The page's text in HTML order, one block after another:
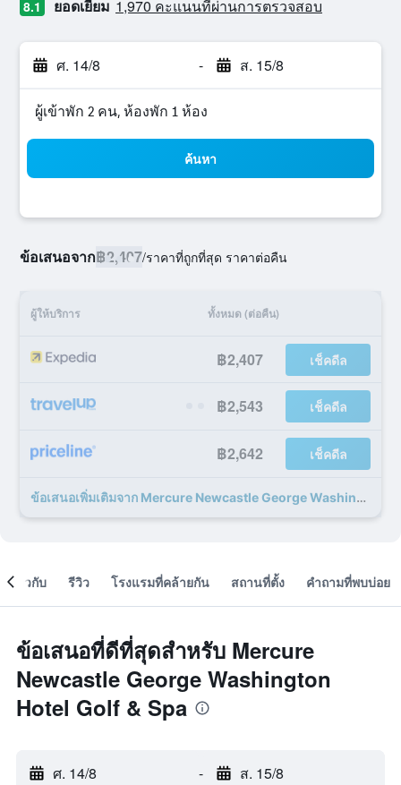
8.1 ยอดเยี่ยม 1,970 คะแนนที่ผ่านการตรวจสอบ
ศ. 14/8 - ส. 15/8
ผู้เข้าพัก 2 คน, ห้องพัก 1 ห้อง
ค้นหา
ข้อเสนอจาก฿2,407/ราคาที่ถูกที่สุด ราคาต่อคืน
ผู้ให้บริการ ทั้งหมด (ต่อคืน)
฿2,407 เช็คดีล
฿2,543 เช็คดีล
฿2,642 เช็คดีล
ข้อเสนอเพิ่มเติมจาก Mercure Newcastle George Washington Hotel Golf & Spa 27 รายการ
เกี่ยวกับ รีวิว โรงแรมที่คล้ายกัน สถานที่ตั้ง คำถามที่พบบ่อย
ข้อเสนอที่ดีที่สุดสำหรับ Mercure
Newcastle George Washington
Hotel Golf & Spa
ศ. 14/8 - ส. 15/8